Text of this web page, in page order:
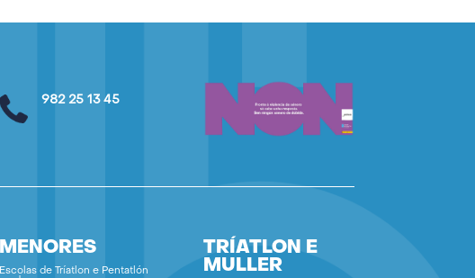
982 25 13 45
MENORES
Escolas de Tríatlon e Pentatlón
TRÍATLON E
MULLER